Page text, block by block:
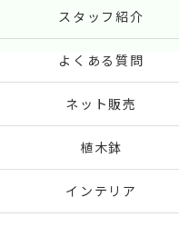
スタッフ紹介
よくある質問
ネット販売
植木鉢
インテリア